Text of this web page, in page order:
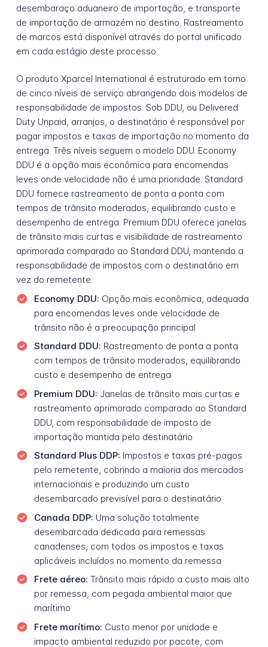
desembaraço aduaneiro de importação, e transporte
de importação de armazém no destino. Rastreamento
de marcos está disponível através do portal unificado
em cada estágio deste processo.
O produto Xparcel International é estruturado em torno
de cinco níveis de serviço abrangendo dois modelos de
responsabilidade de impostos. Sob DDU, ou Delivered
Duty Unpaid, arranjos, o destinatário é responsável por
pagar impostos e taxas de importação no momento da
entrega. Três níveis seguem o modelo DDU. Economy
DDU é a opção mais econômica para encomendas
leves onde velocidade não é uma prioridade. Standard
DDU fornece rastreamento de ponta a ponta com
tempos de trânsito moderados, equilibrando custo e
desempenho de entrega. Premium DDU oferece janelas
de trânsito mais curtas e visibilidade de rastreamento
aprimorada comparado ao Standard DDU, mantendo a
responsabilidade de impostos com o destinatário em
vez do remetente.
Economy DDU: Opção mais econômica, adequada
para encomendas leves onde velocidade de
trânsito não é a preocupação principal
Standard DDU: Rastreamento de ponta a ponta
com tempos de trânsito moderados, equilibrando
custo e desempenho de entrega
Premium DDU: Janelas de trânsito mais curtas e
rastreamento aprimorado comparado ao Standard
DDU, com responsabilidade de imposto de
importação mantida pelo destinatário
Standard Plus DDP: Impostos e taxas pré-pagos
pelo remetente, cobrindo a maioria dos mercados
internacionais e produzindo um custo
desembarcado previsível para o destinatário
Canada DDP: Uma solução totalmente
desembarcada dedicada para remessas
canadenses, com todos os impostos e taxas
aplicáveis incluídos no momento da remessa
Frete aéreo: Trânsito mais rápido a custo mais alto
por remessa, com pegada ambiental maior que
marítimo
Frete marítimo: Custo menor por unidade e
impacto ambiental reduzido por pacote, com